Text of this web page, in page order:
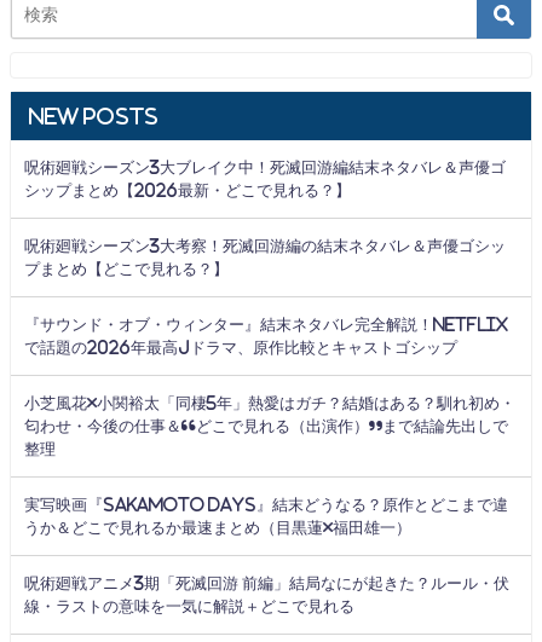
New Posts
呪術廻戦シーズン3大ブレイク中！死滅回游編結末ネタバレ＆声優ゴ
シップまとめ【2026最新・どこで見れる？】
呪術廻戦シーズン3大考察！死滅回游編の結末ネタバレ＆声優ゴシッ
プまとめ【どこで見れる？】
『サウンド・オブ・ウィンター』結末ネタバレ完全解説！Netflix
で話題の2026年最高Jドラマ、原作比較とキャストゴシップ
小芝風花×小関裕太「同棲5年」熱愛はガチ？結婚はある？馴れ初め・
匂わせ・今後の仕事＆“どこで見れる（出演作）”まで結論先出しで
整理
実写映画『SAKAMOTO DAYS』結末どうなる？原作とどこまで違
うか＆どこで見れるか最速まとめ（目黒蓮×福田雄一）
呪術廻戦アニメ3期「死滅回游 前編」結局なにが起きた？ルール・伏
線・ラストの意味を一気に解説＋どこで見れる